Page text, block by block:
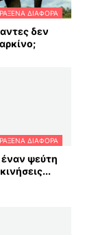
ΔΙΑΦΟΡΑ
δεν
ΔΙΑΦΟΡΑ
ψεύτη